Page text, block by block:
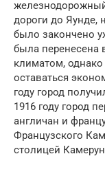
дороги до Яунде,
было закончено
была перенесена
климатом,
оставаться
году город
1916 году город
англичан и
Французского
столицей